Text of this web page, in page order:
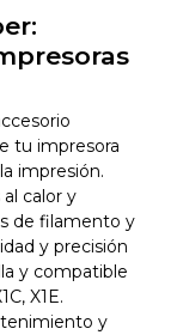
tu impresora
impresión.
calor y
de filamento y
y precisión
y compatible
X1E.
y